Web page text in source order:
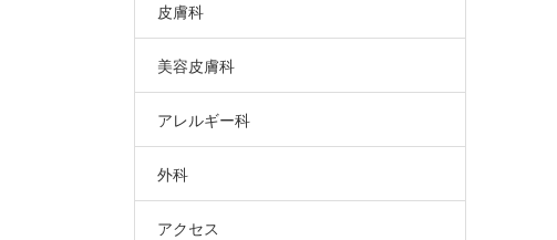
皮膚科
美容皮膚科
アレルギー科
外科
アクセス